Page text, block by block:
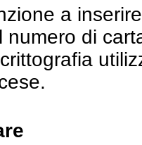
a
numero di